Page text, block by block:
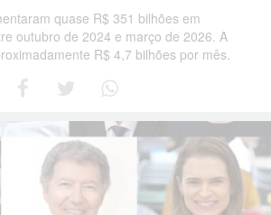
quase R$ 351 bilhões em
outubro de 2024 e março de 2026. A
R$ 4,7 bilhões por mês.